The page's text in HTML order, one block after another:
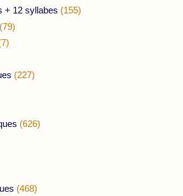
+ 12 syllabes (155)
(79)
(227)
(626)
(468)